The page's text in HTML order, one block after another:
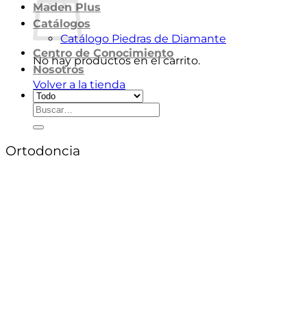
No hay productos en el carrito.
Volver a la tienda
Maden Plus
Catálogos
Catálogo Piedras de Diamante
Centro de Conocimiento
Nosotros
Buscar
por:
Ortodoncia